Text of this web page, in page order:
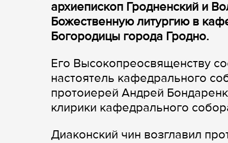
архиепископ Гродненский и
Божественную литургию в
Богородицы города Гродно.
Его Высокопреосвященству
настоятель кафедрального
протоиерей Андрей
клирики кафедрального
Диаконский чин возглавил